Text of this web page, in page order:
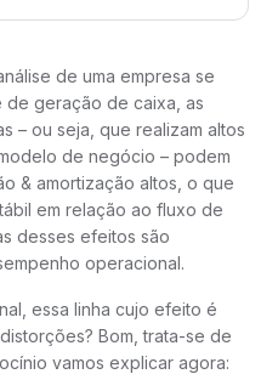
de uma empresa se
de geração de caixa, as
– ou seja, que realizam altos
de negócio – podem
& amortização altos, o que
em relação ao fluxo de
desses efeitos são
operacional.
essa linha cujo efeito é
Bom, trata-se de
vamos explicar agora: